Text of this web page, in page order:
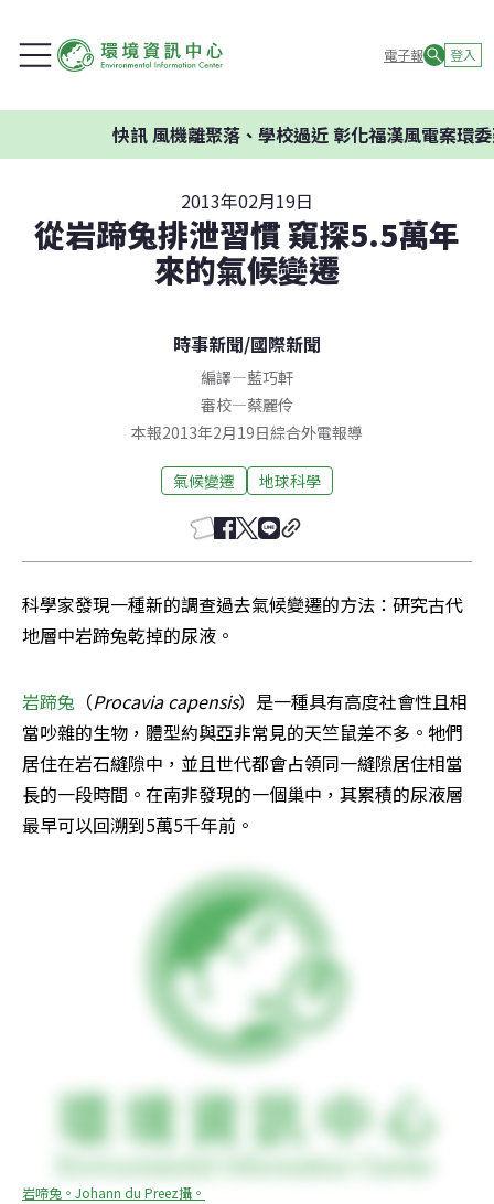
電子報 登入
快訊風機離聚落、學校過近 彰化福漢風電案環委建
2013年02月19日
從岩蹄兔排泄習慣 窺探5.5萬年
來的氣候變遷
時事新聞/國際新聞
編譯—藍巧軒
審校—蔡麗伶
本報2013年2月19日綜合外電報導
氣候變遷 地球科學
科學家發現一種新的調查過去氣候變遷的方法：研究古代
地層中岩蹄兔乾掉的尿液。
岩蹄兔 （Procavia capensis）是一種具有高度社會性且相
當吵雜的生物，體型約與亞非常見的天竺鼠差不多。牠們
居住在岩石縫隙中，並且世代都會占領同一縫隙居住相當
長的一段時間。在南非發現的一個巢中，其累積的尿液層
最早可以回溯到5萬5千年前。
岩啼兔。Johann du Preez攝。